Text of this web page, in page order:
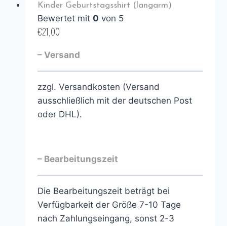
Kinder Geburtstagsshirt (langarm)
Bewertet mit 0 von 5
€21,00
– Versand
zzgl. Versandkosten (Versand
ausschließlich mit der deutschen Post
oder DHL).
– Bearbeitungszeit
Die Bearbeitungszeit beträgt bei
Verfügbarkeit der Größe 7-10 Tage
nach Zahlungseingang, sonst 2-3